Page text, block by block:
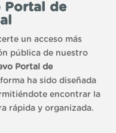
Portal de
un acceso más
pública de nuestro
Portal de
ha sido diseñada
encontrar la
rápida y organizada.